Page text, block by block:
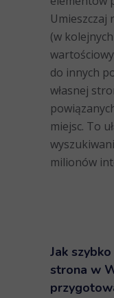
(w
do innych
własnej
miejsc. To
milionów
Jak
strona w